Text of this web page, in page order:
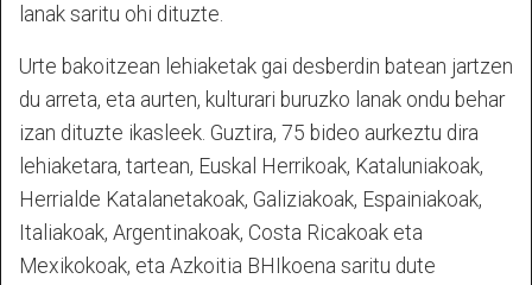
lanak saritu ohi dituzte.
Urte bakoitzean lehiaketak gai desberdin batean jartzen
du arreta, eta aurten, kulturari buruzko lanak ondu behar
izan dituzte ikasleek. Guztira, 75 bideo aurkeztu dira
lehiaketara, tartean, Euskal Herrikoak, Kataluniakoak,
Herrialde Katalanetakoak, Galiziakoak, Espainiakoak,
Italiakoak, Argentinakoak, Costa Ricakoak eta
Mexikokoak, eta Azkoitia BHIkoena saritu dute